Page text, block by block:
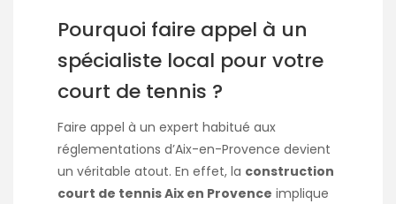
Pourquoi faire appel à un
spécialiste local pour votre
court de tennis ?
Faire appel à un expert habitué aux
réglementations d’Aix-en-Provence devient
un véritable atout. En effet, la construction
court de tennis Aix en Provence implique